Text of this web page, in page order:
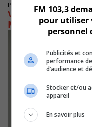
Publié le 28 janvier 2026 à
Vent de
Montérégie-Est en
FM 103,3
pour utiliser
personnel
Publicités et
performance
d’audience et
Stocker et/ou
appareil
En savoir plus